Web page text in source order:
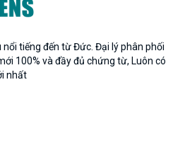
nổi tiếng đến từ Đức. Đại lý phân phối
100% và đầy đủ chứng từ, Luôn có
nhất